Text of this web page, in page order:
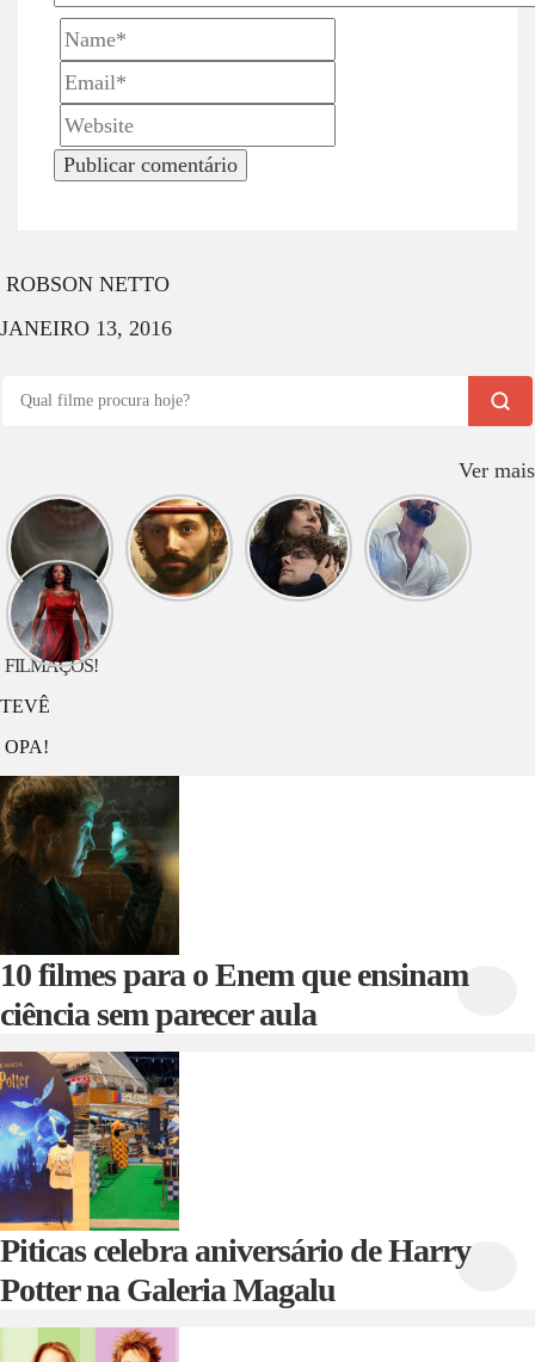
ROBSON NETTO
JANEIRO 13, 2016
Ver mais
O que
assistir
hoje?
Longlegs
O que
assistir
hoje?
VOCÊ
O que
assistir
hoje? O
Jardineiro
O que
assistir
hoje?
DEVA
O que
assistir
hoje? G20
FILMAÇOS!
TEVÊ
OPA!
10 filmes para o Enem que ensinam
ciência sem parecer aula
Piticas celebra aniversário de Harry
Potter na Galeria Magalu